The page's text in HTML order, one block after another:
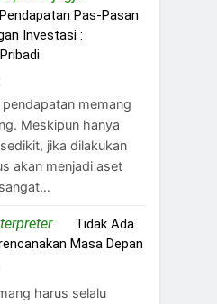
Pas-Pasan
Investasi :
memang
Meskipun hanya
jika dilakukan
akan menjadi aset
on Tidak Ada
Masa Depan
harus selalu